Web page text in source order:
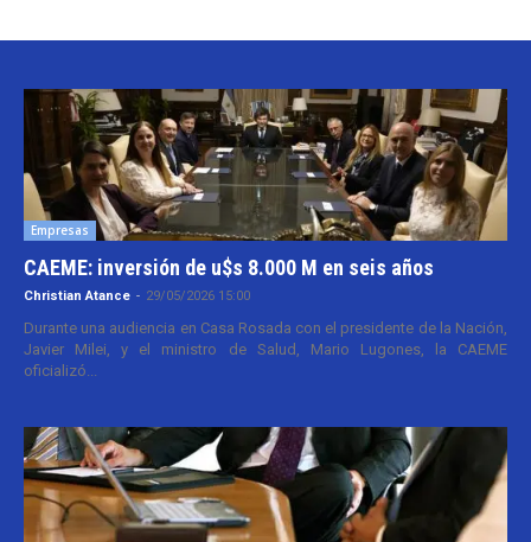
Empresas
CAEME: inversión de u$s 8.000 M en seis años
Christian Atance - 29/05/2026 15:00
Durante una audiencia en Casa Rosada con el presidente de la Nación,
Javier Milei, y el ministro de Salud, Mario Lugones, la CAEME
oficializó...